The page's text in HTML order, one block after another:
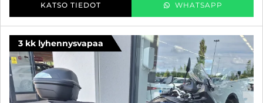
KATSO TIEDOT WHATSAPP
3 kk lyhennysvapaa